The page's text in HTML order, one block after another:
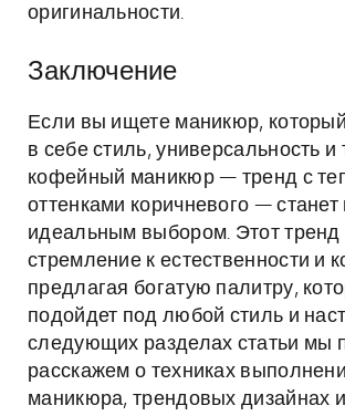
оригинальности.
Заключение
Если вы ищете маникюр,
в себе стиль, универсальность и
кофейный маникюр — тренд с
оттенками коричневого —
идеальным выбором. Этот тренд
стремление к естественности и
предлагая богатую палитру,
подойдет под любой стиль и
следующих разделах статьи мы
расскажем о техниках
маникюра, трендовых дизайнах и